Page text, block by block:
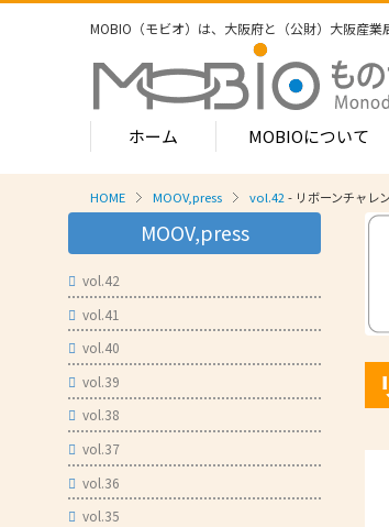
MOBIO（モビオ）は、大阪府と（公財）大阪産業
ホーム MOBIOについて
MOBIOのサービス
- ワンストップサービス
- 常設展示場
- MOBIOインキュベ
- 取引適正化講習会
- 産学連携の支援
- 産学連携の相談・
- 知的財産に関する支
HOME MOOV,press vol.42 - リボーンチャレ
MOOV,press
vol.42
vol.41
vol.40
vol.39
vol.38
vol.37
vol.36
vol.35